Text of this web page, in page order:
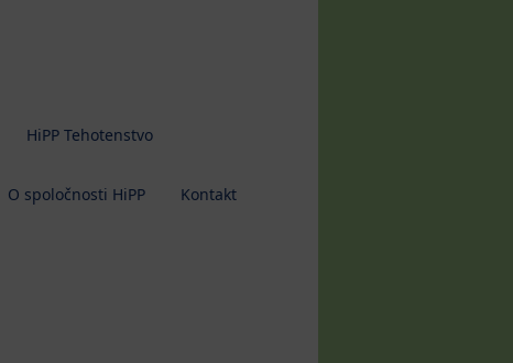
HiPP Tehotenstvo
O spoločnosti HiPP Kontakt